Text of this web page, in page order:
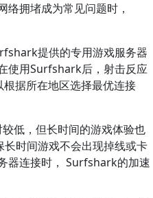
拥堵成为常见问题时，
提供的专用游戏服务器
使用Surfshark后，射击反应
据所在地区选择最优连接
低，但长时间的游戏体验也
时间游戏不会出现掉线或卡
器连接时， Surfshark的加速